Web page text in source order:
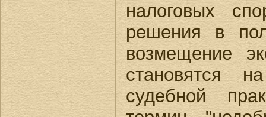
налоговых
решения в
возмещение
становятся
судебной